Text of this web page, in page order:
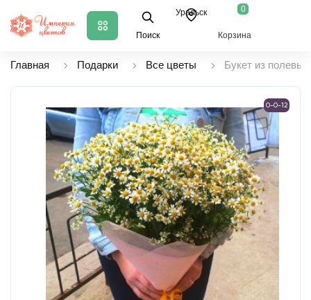
Поиск
Уральск 0
Корзина
Главная Подарки Все цветы Букет из
0-0-12